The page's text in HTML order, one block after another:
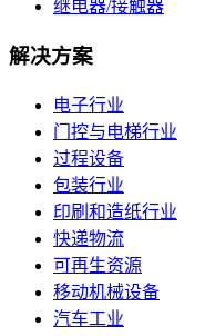
继电器/接触器
解决方案
电子行业
门控与电梯行业
过程设备
包装行业
印刷和造纸行业
快递物流
可再生资源
移动机械设备
汽车工业